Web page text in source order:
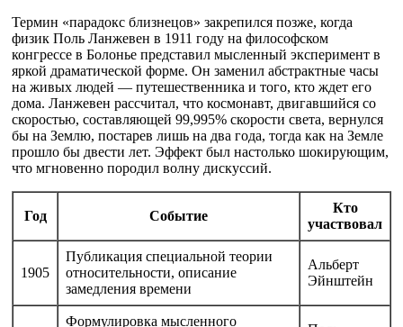
Термин «парадокс близнецов» закрепился позже, когда
физик Поль Ланжевен в 1911 году на философском
конгрессе в Болонье представил мысленный эксперимент в
яркой драматической форме. Он заменил абстрактные часы
на живых людей — путешественника и того, кто ждет его
дома. Ланжевен рассчитал, что космонавт, двигавшийся со
скоростью, составляющей 99,995% скорости света, вернулся
бы на Землю, постарев лишь на два года, тогда как на Земле
прошло бы двести лет. Эффект был настолько шокирующим,
что мгновенно породил волну дискуссий.
Год Событие
Кто
участвовал
1905
Публикация специальной теории
относительности, описание
замедления времени
Альберт
Эйнштейн
Формулировка мысленного